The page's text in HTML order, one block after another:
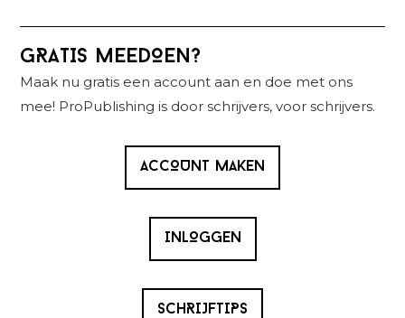
Primaire
Sidebar
GRATIS MEEDOEN?
Maak nu gratis een account aan en doe met ons
mee! ProPublishing is door schrijvers, voor schrijvers.
ACCOUNT MAKEN
INLOGGEN
SCHRIJFTIPS